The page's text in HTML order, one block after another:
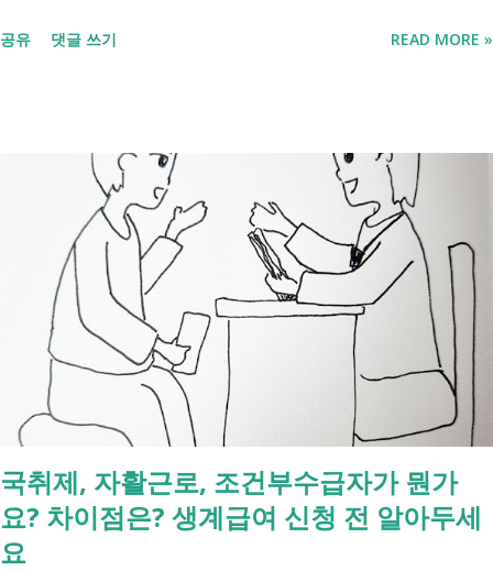
포함되면서 많은 분들이 관심을 갖고 있습니다. 이번 글에서는 장애인과
일 발표된 보건복지부 업무계획에 담긴 내용은 무엇인가요? 2027년 보건
복지부의 업무계획에 담긴 장애인관련은 어떤 내용이 있는지 살펴보겠습
니다. 정부 업무계획 내용 추진 시기 3급 단일장애까지 장애인연금 지급
2027년 중증장애인 생계급여 부양의무자 기준 폐지 2027년 하반기 활동
지원서비스 65세 이후 선택권 보장 2027년 7월 최중증 발달장애인 24시
간 긴급돌봄 확대 확대 추진 장애인 공공일자리 지속 확대 계속 추진 ※
업무계획에 담긴 내용으로, 법 개정과 예산 반영 등을 거쳐 시행될 예정
입니다. 부모와 함께 살아도 장애인연금을 받을 수 있을까요? 이번 보건
복지부 업무계획이 발표된 뒤 많은 분들이 질문하셨습니다. "부모와 같이
살면 장애인연금을 받을 수 없나요?" "혼자 살아야만 받을 수 있는 건가
요?" 결론부터 말씀드리면 부모와 함께 거주한다는 이유만으로 장애인연
금을 받을 수 없는 것은 아닙니다. 많은 분들이 이번 업무계획에 포함된
'중증장애인 생계급여 부양의무자 기준 폐지' 와 장애인연금 을 같은 제도
공유 댓글 쓰기 READ MORE »
국취제, 자활근로, 조건부수급자가 뭔가
요? 차이점은? 생계급여 신청 전 알아두세
요